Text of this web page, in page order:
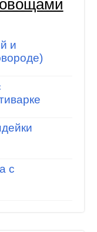
и
с